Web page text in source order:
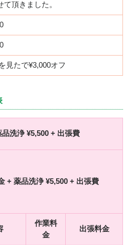
て頂きました。
見たで¥3,000オフ
品洗浄 ¥5,500 + 出張費
+ 薬品洗浄 ¥5,500 + 出張費
作業料
金
出張料金